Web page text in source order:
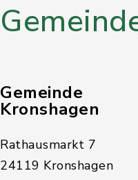
Gemeinde
Kronshagen
Rathausmarkt 7
24119 Kronshagen